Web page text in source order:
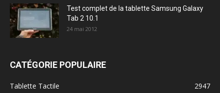
Test complet de la tablette Samsung Galaxy
Tab 2 10.1
24 mai 2012
CATÉGORIE POPULAIRE
Tablette Tactile
2947